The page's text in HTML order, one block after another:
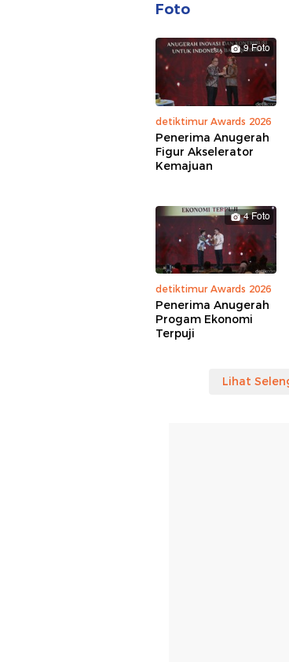
Foto
9 Foto
detiktimur Awards 2026
Penerima Anugerah
Figur Akselerator
Kemajuan
4 Foto
detiktimur Awards 2026
Penerima Anugerah
Progam Ekonomi
Terpuji
Lihat